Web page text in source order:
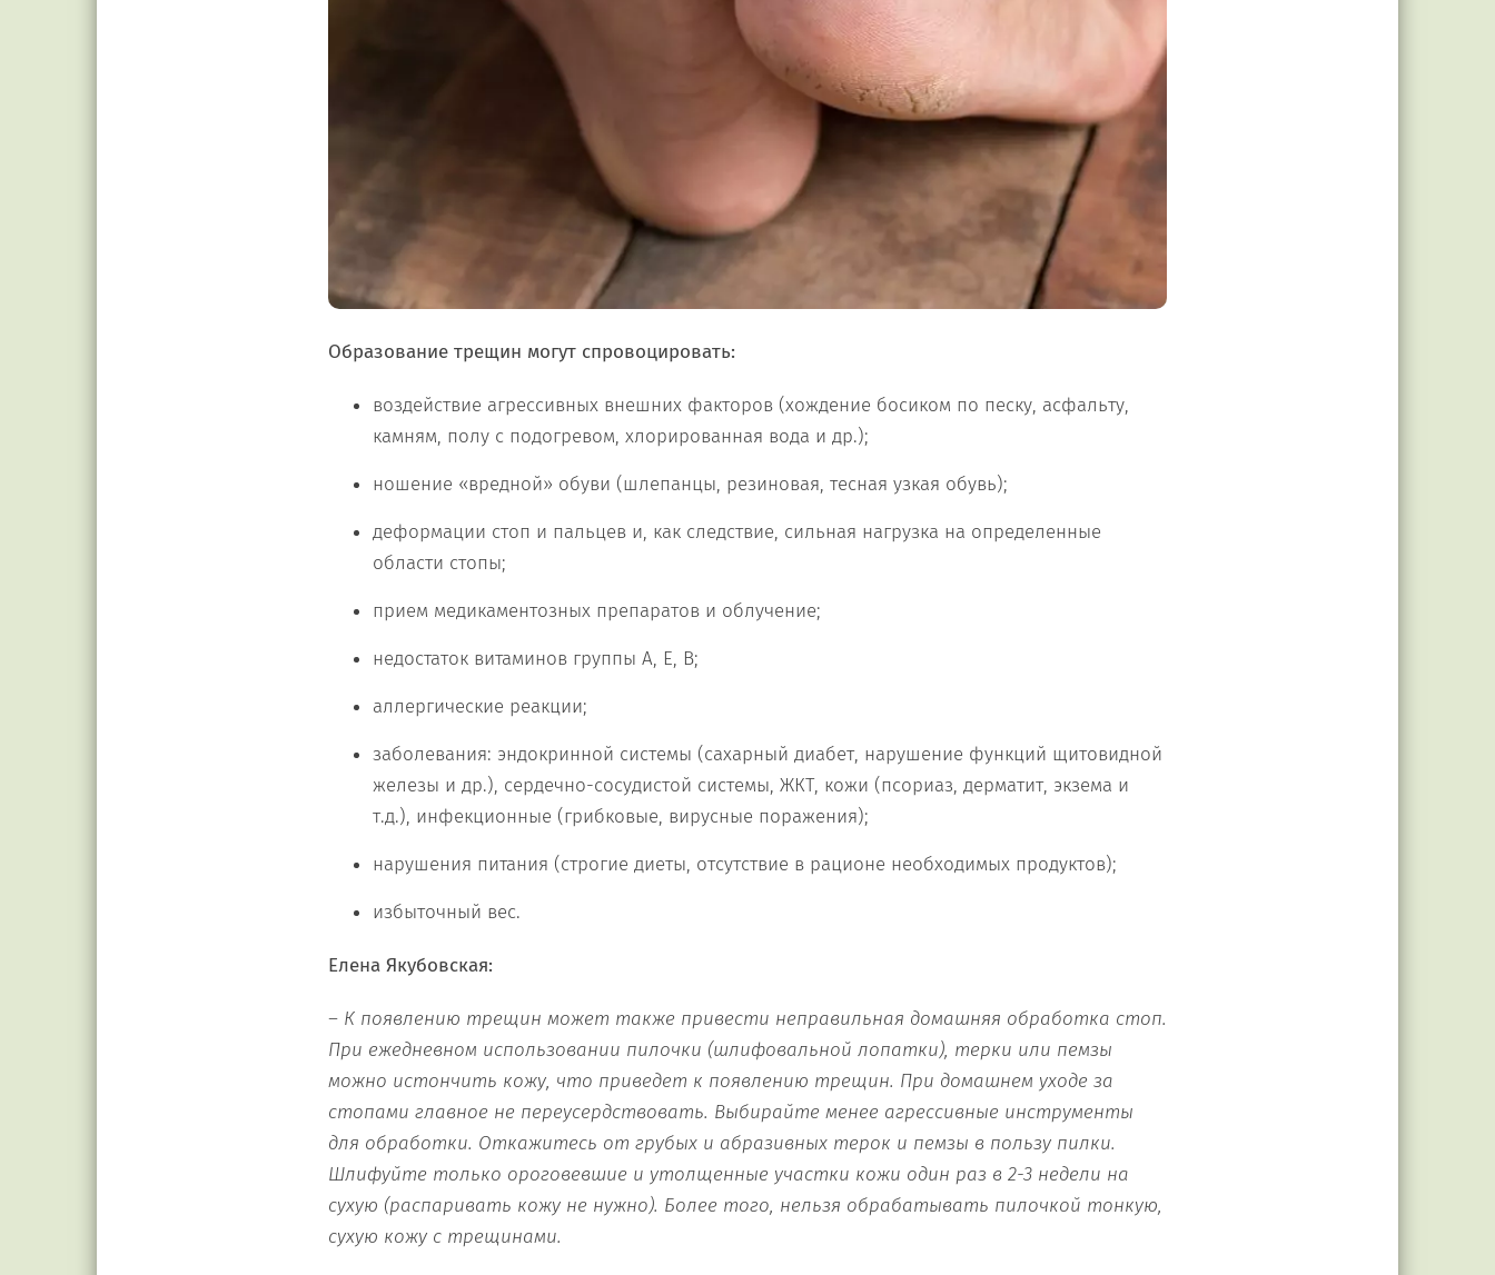
Образование трещин могут спровоцировать:
воздействие агрессивных внешних факторов (хождение босиком по песку, асфальту,
камням, полу с подогревом, хлорированная вода и др.);
ношение «вредной» обуви (шлепанцы, резиновая, тесная узкая обувь);
деформации стоп и пальцев и, как следствие, сильная нагрузка на определенные
области стопы;
прием медикаментозных препаратов и облучение;
недостаток витаминов группы А, Е, В;
аллергические реакции;
заболевания: эндокринной системы (сахарный диабет, нарушение функций щитовидной
железы и др.), сердечно-сосудистой системы, ЖКТ, кожи (псориаз, дерматит, экзема и
т.д.), инфекционные (грибковые, вирусные поражения);
нарушения питания (строгие диеты, отсутствие в рационе необходимых продуктов);
избыточный вес.
Елена Якубовская:
– К появлению трещин может также привести неправильная домашняя обработка стоп.
При ежедневном использовании пилочки (шлифовальной лопатки), терки или пемзы
можно истончить кожу, что приведет к появлению трещин. При домашнем уходе за
стопами главное не переусердствовать. Выбирайте менее агрессивные инструменты
для обработки. Откажитесь от грубых и абразивных терок и пемзы в пользу пилки.
Шлифуйте только ороговевшие и утолщенные участки кожи один раз в 2-3 недели на
сухую (распаривать кожу не нужно). Более того, нельзя обрабатывать пилочкой тонкую,
сухую кожу с трещинами.